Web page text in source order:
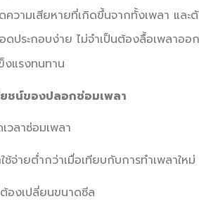
ความเสียหายที่เกิดขึ้นจากทั้งเพลา และ
ดประกอบง่าย ไม่จำเป็นต้องลื้อเพลาออ
งแรงทนทาน
ยชน์ของปลอกซ่อมเพลา
วลาซ่อมเพลา
ช้จ่ายต่ำกว่าเมื่อเทียบกับการทำเพลาใหม่
องเปลี่ยนขนาดซีล